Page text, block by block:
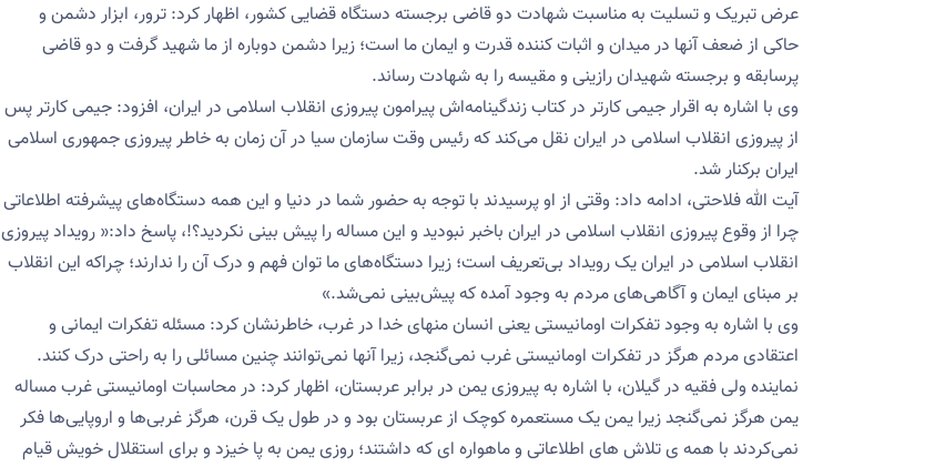
عرض تبریک و تسلیت به مناسبت شهادت دو قاضی برجسته دستگاه قضایی کشور، اظهار کرد: ترور، ابزار دشمن و
حاکی از ضعف آنها در میدان و اثبات کننده قدرت و ایمان ما است؛ زیرا دشمن دوباره از ما شهید گرفت و دو قاضی
پرسابقه و برجسته شهیدان رازینی و مقیسه را به شهادت رساند.
وی با اشاره به اقرار جیمی کارتر در کتاب زندگینامه‌اش پیرامون پیروزی انقلاب اسلامی در ایران، افزود: جیمی کارتر پس
از پیروزی انقلاب اسلامی در ایران نقل می‌کند که رئیس وقت سازمان سیا در آن زمان به خاطر پیروزی جمهوری اسلامی
ایران برکنار شد.
آیت الله فلاحتی، ادامه داد: وقتی از او پرسیدند با توجه به حضور شما در دنیا و این همه دستگاه‌های پیشرفته اطلاعاتی
چرا از وقوع پیروزی انقلاب اسلامی در ایران باخبر نبودید و این مساله را پیش بینی نکردید؟!، پاسخ داد:« رویداد پیروزی
انقلاب اسلامی در ایران یک رویداد بی‌تعریف است؛ زیرا دستگاه‌های ما توان فهم و درک آن را ندارند؛ چراکه این انقلاب
بر مبنای ایمان و آگاهی‌های مردم به وجود آمده که پیش‌بینی نمی‌شد.»
وی با اشاره به وجود تفکرات اومانیستی یعنی انسان منهای خدا در غرب، خاطرنشان کرد: مسئله تفکرات ایمانی و
اعتقادی مردم هرگز در تفکرات اومانیستی غرب نمی‌گنجد، زیرا آنها نمی‌توانند چنین مسائلی را به راحتی درک کنند.
نماینده ولی فقیه در گیلان، با اشاره به پیروزی یمن در برابر عربستان، اظهار کرد: در محاسبات اومانیستی غرب مساله
یمن هرگز نمی‌گنجد زیرا یمن یک مستعمره کوچک از عربستان بود و در طول یک قرن، هرگز غربی‌ها و اروپایی‌ها فکر
نمی‌کردند با همه ی تلاش های اطلاعاتی و ماهواره ای که داشتند؛ روزی یمن به پا خیزد و برای استقلال خویش قیام